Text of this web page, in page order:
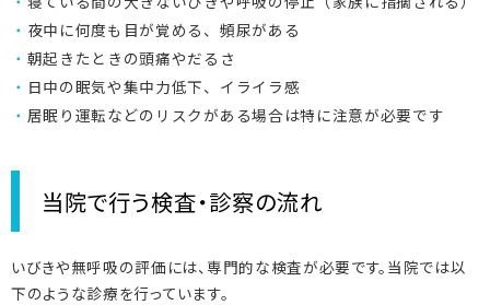
夜中に何度も目が覚める、頻尿がある
朝起きたときの頭痛やだるさ
日中の眠気や集中力低下、イライラ感
居眠り運転などのリスクがある場合は特に注意が必要です
当院で行う検査・診察の流れ
いびきや無呼吸の評価には、専門的な検査が必要です。当院では以
下のような診療を行っています。